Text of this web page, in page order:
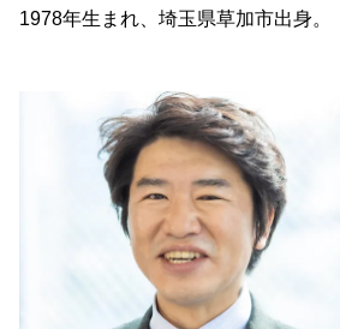
1978年生まれ、埼玉県草加市出身。